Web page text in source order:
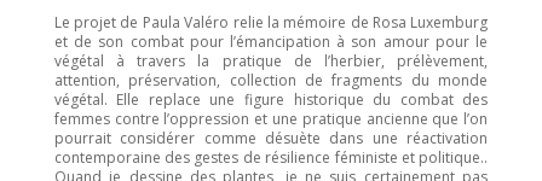
Le projet de Paula Valéro relie la mémoire de Rosa Luxemburg
et de son combat pour l’émancipation à son amour pour le
végétal
à travers la pratique de l’herbier, prélèvement,
attention, préservation, collection de fragments du monde
végétal. Elle replace une figure historique du combat des
femmes contre l’oppression et une pratique ancienne que l’on
pourrait considérer comme désuète dans une réactivation
contemporaine des gestes de résilience féministe et politique..
Quand je dessine des plantes, je ne suis certainement pas